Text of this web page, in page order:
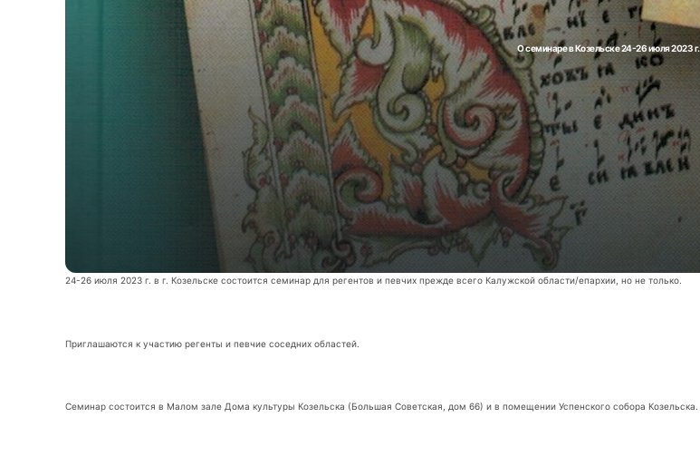
О семинаре в Козельске 24-26 июля 2023 г.
24-26 июля 2023 г. в г. Козельске состоится семинар для регентов и певчих прежде всего Калужской области/епархии, но не только.
Приглашаются к участию регенты и певчие соседних областей.
Семинар состоится в Малом зале Дома культуры Козельска (Большая Советская, дом 66) и в помещении Успенского собора Козельска.